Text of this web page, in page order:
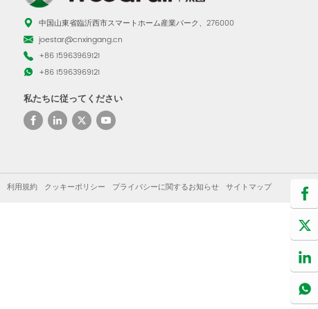
中国山東省臨沂西市スマートホーム産業パーク、276000
joestar@cnxingang.cn
+86 15963969121
+86 15963969121
私たちに従ってください
利用規約 クッキーポリシー プライバシーに関するお知らせ サイトマップ